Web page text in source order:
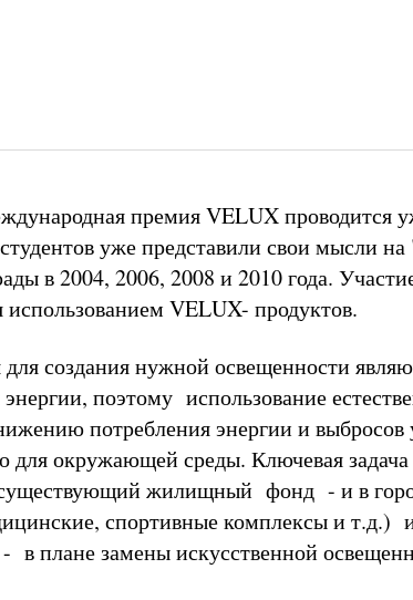
премия VELUX проводится
уже представили свои мысли на
в 2004, 2006, 2008 и 2010 года.
использованием VELUX- продуктов.
для создания нужной освещенности
поэтому использование
потребления энергии и выбросов
для окружающей среды. Ключевая задача
существующий жилищный фонд - и в
спортивные комплексы и т.д.)
в плане замены искусственной